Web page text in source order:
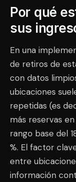
Por qué
sus
En una
de retiros de
con datos
ubicaciones
repetidas (es
más reservas
rango base del
%. El factor
entre
información